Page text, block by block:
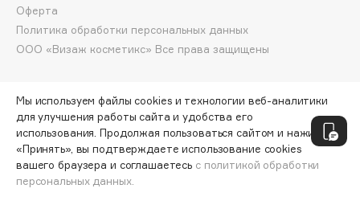
DP Daily Perfection
Dr. Vranjes Firenze
Dr.Jart+
DSD de Luxe
Dyson
ООО «Визаж косметикс» Все права защищены
Оферта
Политика обработки персональных данных
Мы используем файлы cookies и технологии веб-аналитики
для улучшения работы сайта и удобства его
использования. Продолжая пользоваться сайтом и нажимая
«Принять», вы подтверждаете использование cookies
вашего браузера и соглашаетесь с политикой обработки
персональных данных.